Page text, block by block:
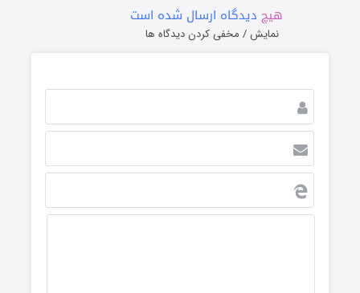
هیچ دیدگاه ارسال شده است
نمایش / مخفی کردن دیدگاه ها